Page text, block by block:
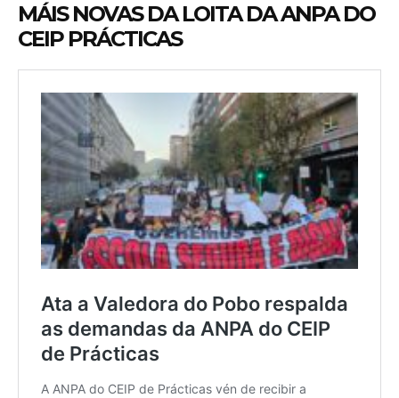
MÁIS NOVAS DA LOITA DA ANPA DO
CEIP PRÁCTICAS